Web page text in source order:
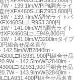
・139.1lm/WPiPit調光ライ
付XFX460SL□RZ953,800円
・139.7lm/W調光ライトバ
円
・141.0lm/W非調光ライト
XFX460SL□LE949,800円
・141.0lm/W3200lmタイプ
円組合せ品名直付
WB2840lm・
円組合せ品
・142.5lm/WB2840lm・
円組合せ品
・143.9lm/WB2840lm・
円組合せ品名直